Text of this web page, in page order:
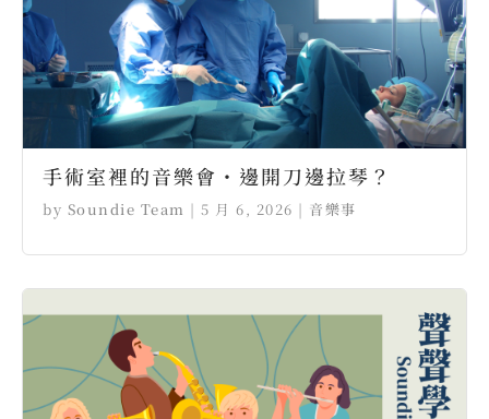
手術室裡的音樂會・邊開刀邊拉琴？ ⠀
by Soundie Team | 5 月 6, 2026 | 音樂事